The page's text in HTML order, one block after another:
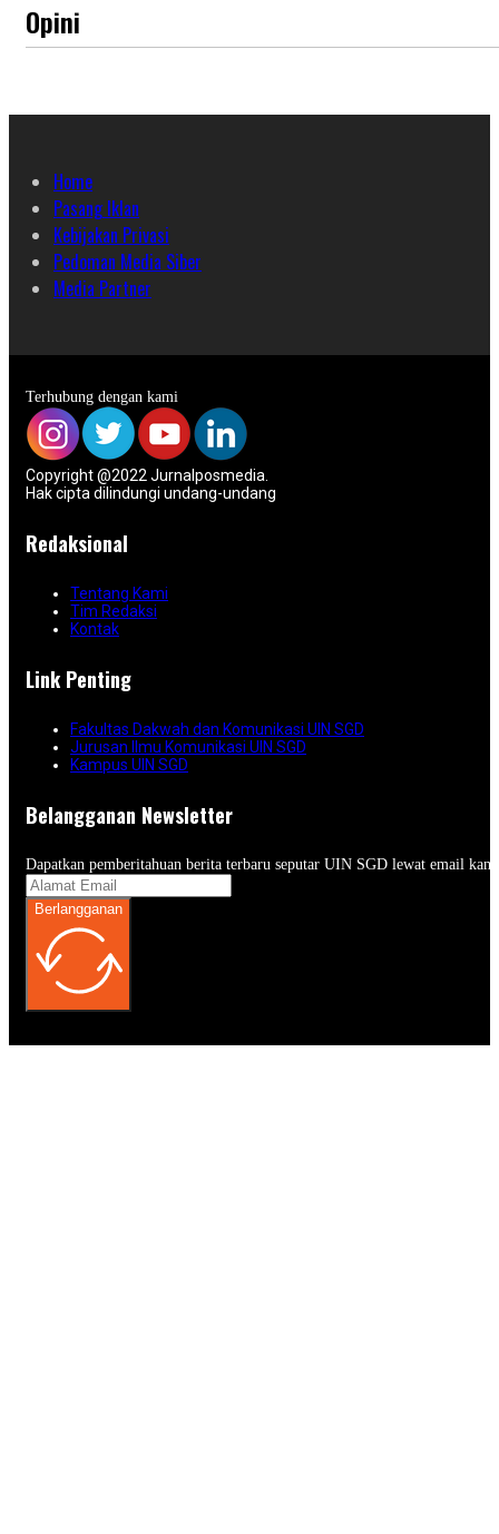
Opini
Home
Pasang Iklan
Kebijakan Privasi
Pedoman Media Siber
Media Partner
Terhubung dengan kami
Copyright @2022 Jurnalposmedia.
Hak cipta dilindungi undang-undang
Redaksional
Tentang Kami
Tim Redaksi
Kontak
Link Penting
Fakultas Dakwah dan Komunikasi UIN SGD
Jurusan Ilmu Komunikasi UIN SGD
Kampus UIN SGD
Belangganan Newsletter
Dapatkan pemberitahuan berita terbaru seputar UIN SGD lewat email
Berlangganan